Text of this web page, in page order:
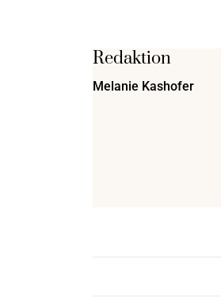
Redaktion
Melanie Kashofer